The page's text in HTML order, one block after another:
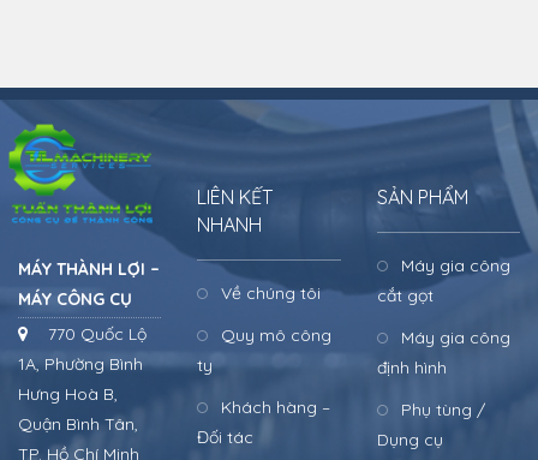
MÁY THÀNH LỢI –
MÁY CÔNG CỤ
770 Quốc Lộ
1A, Phường Bình
Hưng Hoà B,
Quận Bình Tân,
TP. Hồ Chí Minh
LIÊN KẾT
NHANH
Về chúng tôi
Quy mô công
ty
Khách hàng –
Đối tác
SẢN PHẨM
Máy gia công
cắt gọt
Máy gia công
định hình
Phụ tùng /
Dụng cụ